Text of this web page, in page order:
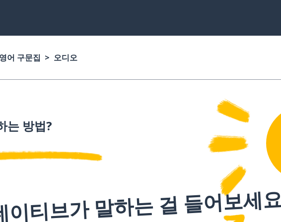
영어 구문집 오디오
는 방법?
이티브가 말하는 걸 들어보세